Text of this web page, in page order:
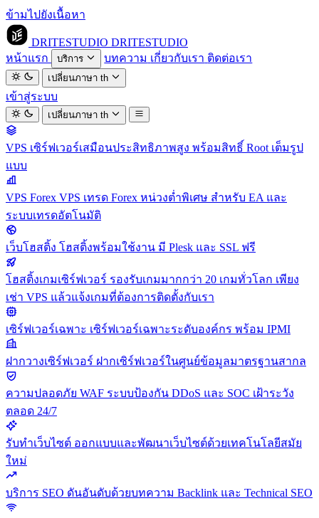
ข้ามไปยังเนื้อหา
DRITESTUDIO DRITESTUDIO
หน้าแรก
บริการ บทความ เกี่ยวกับเรา ติดต่อเรา
เปลี่ยนภาษาth
เข้าสู่ระบบ
เปลี่ยนภาษาth
VPS เซิร์ฟเวอร์เสมือนประสิทธิภาพสูง พร้อมสิทธิ์ Root เต็มรูป
แบบ
VPS Forex VPS เทรด Forex หน่วงต่ำพิเศษ สำหรับ EA และ
ระบบเทรดอัตโนมัติ
เว็บโฮสติ้ง โฮสติ้งพร้อมใช้งาน มี Plesk และ SSL ฟรี
โฮสติ้งเกมเซิร์ฟเวอร์ รองรับเกมมากกว่า 20 เกมทั่วโลก เพียง
เช่า VPS แล้วแจ้งเกมที่ต้องการติดตั้งกับเรา
เซิร์ฟเวอร์เฉพาะ เซิร์ฟเวอร์เฉพาะระดับองค์กร พร้อม IPMI
ฝากวางเซิร์ฟเวอร์ ฝากเซิร์ฟเวอร์ในศูนย์ข้อมูลมาตรฐานสากล
ความปลอดภัย WAF ระบบป้องกัน DDoS และ SOC เฝ้าระวัง
ตลอด 24/7
รับทำเว็บไซต์ ออกแบบและพัฒนาเว็บไซต์ด้วยเทคโนโลยีสมัย
ใหม่
บริการ SEO ดันอันดับด้วยบทความ Backlink และ Technical SEO